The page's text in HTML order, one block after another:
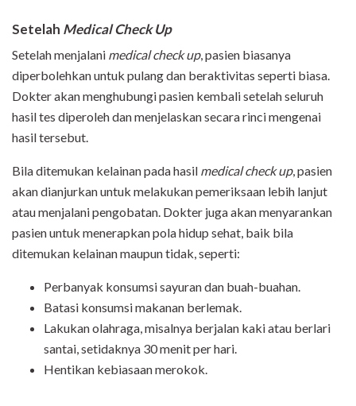
Setelah Medical Check Up
Setelah menjalani medical check up, pasien biasanya
diperbolehkan untuk pulang dan beraktivitas seperti biasa.
Dokter akan menghubungi pasien kembali setelah seluruh
hasil tes diperoleh dan menjelaskan secara rinci mengenai
hasil tersebut.
Bila ditemukan kelainan pada hasil medical check up, pasien
akan dianjurkan untuk melakukan pemeriksaan lebih lanjut
atau menjalani pengobatan. Dokter juga akan menyarankan
pasien untuk menerapkan pola hidup sehat, baik bila
ditemukan kelainan maupun tidak, seperti:
Perbanyak konsumsi sayuran dan buah-buahan.
Batasi konsumsi makanan berlemak.
Lakukan olahraga, misalnya berjalan kaki atau berlari
santai, setidaknya 30 menit per hari.
Hentikan kebiasaan merokok.